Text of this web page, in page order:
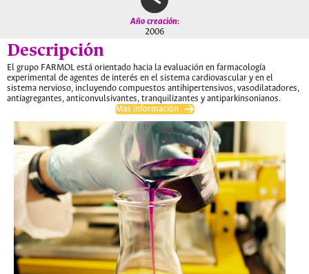
Año creación:
2006
Descripción
El grupo FARMOL está orientado hacia la evaluación en farmacología
experimental de agentes de interés en el sistema cardiovascular y en el
sistema nervioso, incluyendo compuestos antihipertensivos, vasodilatadores,
antiagregantes, anticonvulsivantes, tranquilizantes y antiparkinsonianos.
Mas información